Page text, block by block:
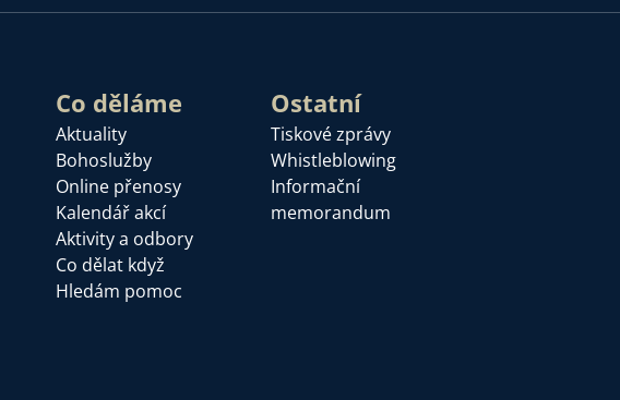
Co děláme
Aktuality
Bohoslužby
Online přenosy
Kalendář akcí
Aktivity a odbory
Co dělat když
Hledám pomoc
Ostatní
Tiskové zprávy
Whistleblowing
Informační
memorandum